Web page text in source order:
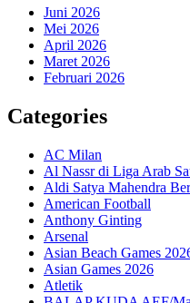
Juni 2026
Mei 2026
April 2026
Maret 2026
Februari 2026
Categories
AC Milan
Al Nassr di Liga Arab
Aldi Satya Mahendra
American Football
Anthony Ginting
Arsenal
Asian Beach Games
Asian Games 2026
Atletik